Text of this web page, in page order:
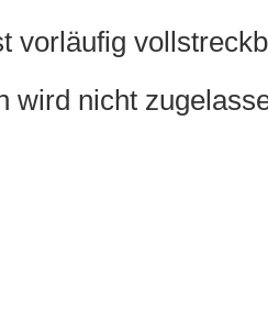
vorläufig
wird nicht